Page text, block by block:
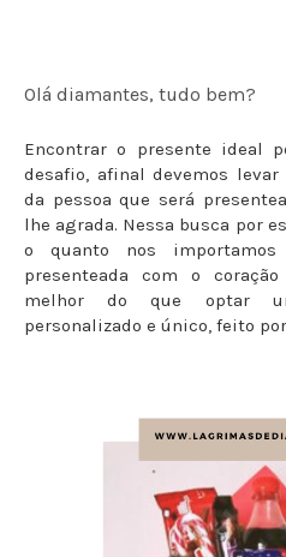
Olá diamantes, tudo bem?
Encontrar o presente ideal
desafio, afinal devemos
da pessoa que será
lhe agrada. Nessa busca por
o quanto nos
presenteada com o
melhor do que optar
personalizado e único, feito